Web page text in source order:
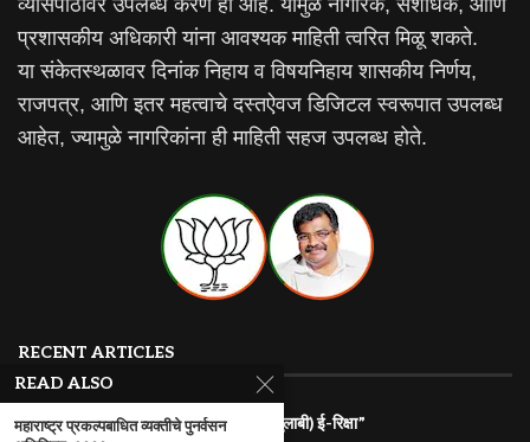
प्रशासकीय अधिकारी यांना आवश्यक माहिती त्वरित मिळू शकते.
या संकेतस्थळावर दिनांक निहाय व विषयनिहाय शासकीय निर्णय,
राजपत्र, आणि इतर महत्वाचे दस्तऐवज डिजिटल स्वरूपात उपलब्ध
आहेत, ज्यामुळे नागरिकांना ही माहिती सहज उपलब्ध होते.
RECENT ARTICLES
राज्यातील गरजू महिलांना रोजगारासाठी “पिंक (गुलाबी) ई-रिक्षा”
READ ALSO
महाराष्ट्र प्रकल्पबाधित व्यक्तीचे पुनर्वसन